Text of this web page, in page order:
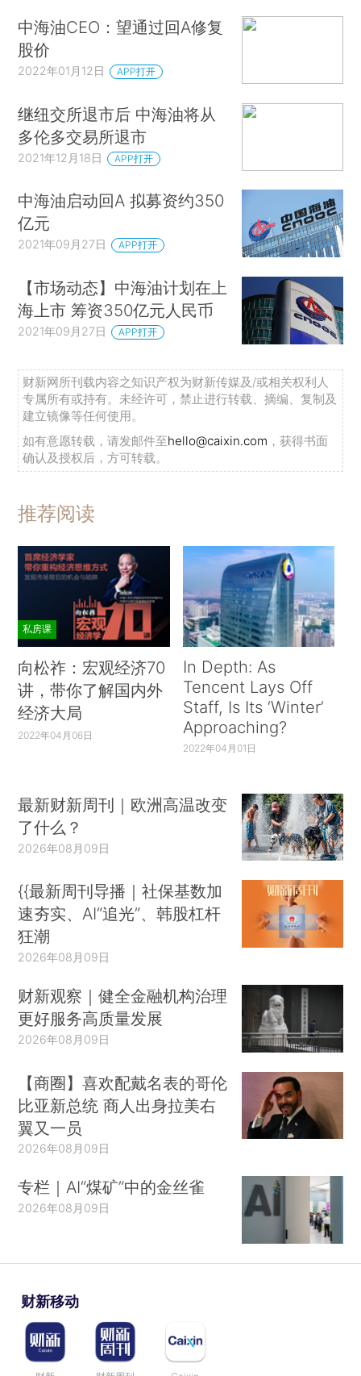
中海油CEO：望通过回A修复
股价
2022年01月12日 APP打开
继纽交所退市后 中海油将从
多伦多交易所退市
2021年12月18日 APP打开
中海油启动回A 拟募资约350
亿元
2021年09月27日 APP打开
【市场动态】中海油计划在上
海上市 筹资350亿元人民币
2021年09月27日 APP打开
财新网所刊载内容之知识产权为财新传媒及/或相关权利人
专属所有或持有。未经许可，禁止进行转载、摘编、复制及
建立镜像等任何使用。
如有意愿转载，请发邮件至hello@caixin.com ，获得书面
确认及授权后，方可转载。
推荐阅读
私房课
向松祚：宏观经济70
讲，带你了解国内外
经济大局
2022年04月06日
In Depth: As
Tencent Lays Off
Staff, Is Its ‘Winter’
Approaching?
2022年04月01日
最新财新周刊｜欧洲高温改变
了什么？
2026年08月09日
{{最新周刊导播｜社保基数加
速夯实、AI“追光”、韩股杠杆
狂潮
2026年08月09日
财新观察｜健全金融机构治理
更好服务高质量发展
2026年08月09日
【商圈】喜欢配戴名表的哥伦
比亚新总统 商人出身拉美右
翼又一员
2026年08月09日
专栏｜AI“煤矿”中的金丝雀
2026年08月09日
财新移动